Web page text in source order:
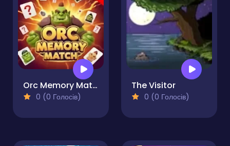
Orc Memory Match
0 (0 Голосів)
The Visitor
0 (0 Голосів)